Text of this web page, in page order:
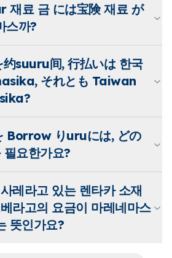
료 금 には宝険 재료 が
스까?
suuru间, 行払いは 한국
それとも Taiwan
Borrow りuruには, どの
요한가요?
레라고 있는 렌타카 소재
라고의 요금이 마레네마스
뜻인가요?